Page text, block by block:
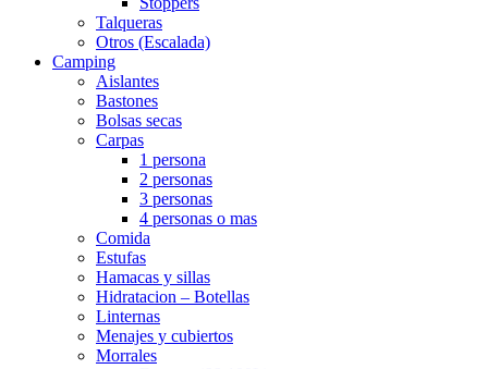
Talqueras
Otros (Escalada)
Camping
Aislantes
Bastones
Bolsas secas
Carpas
1 persona
2 personas
3 personas
4 personas o mas
Comida
Estufas
Hamacas y sillas
Hidratacion – Botellas
Linternas
Menajes y cubiertos
Morrales